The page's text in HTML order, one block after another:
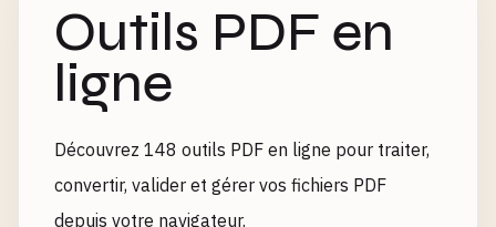
Outils PDF en
ligne
Découvrez 148 outils PDF en ligne pour traiter,
convertir, valider et gérer vos fichiers PDF
depuis votre navigateur.